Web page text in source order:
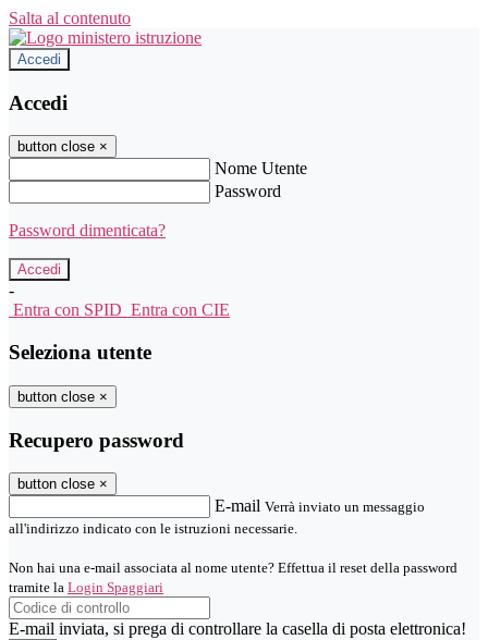
Salta al contenuto
Accedi
Accedi
button close ×
Nome Utente
Password
Password dimenticata?
-
Entra con SPID Entra con CIE
Seleziona utente
button close ×
Recupero password
button close ×
E-mail Verrà inviato un messaggio
all'indirizzo indicato con le istruzioni necessarie.
Non hai una e-mail associata al nome utente? Effettua il reset della password
tramite la Login Spaggiari
E-mail inviata, si prega di controllare la casella di posta elettronica!